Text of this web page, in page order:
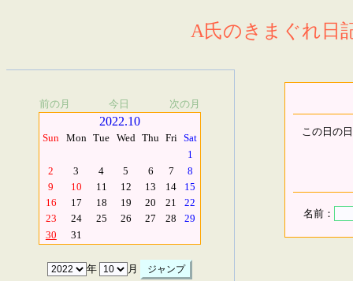
A氏のきまぐれ日
前の月 今日 次の月
2022.10
Sun Mon Tue Wed Thu Fri Sat
1
2
3 4 5 6 7
8
9
10 11 12 13 14
15
16
17 18 19 20 21
22
23
24 25 26 27 28
29
30
31
年 月
この日の
名前：